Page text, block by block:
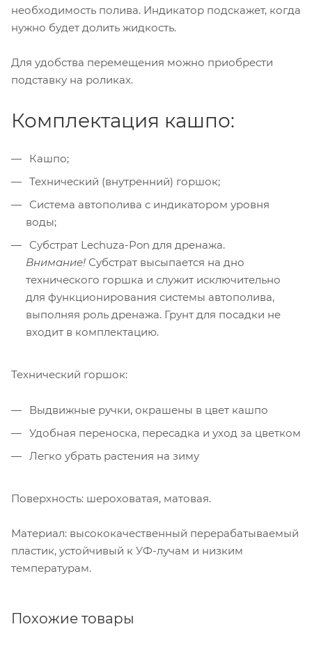
необходимость полива. Индикатор подскажет, когда
нужно будет долить жидкость.
Для удобства перемещения можно приобрести
подставку на роликах.
Комплектация кашпо:
Кашпо;
Технический (внутренний) горшок;
Система автополива с индикатором уровня
воды;
Субстрат Lechuza-Pon для дренажа.
Внимание! Субстрат высыпается на дно
технического горшка и служит исключительно
для функционирования системы автополива,
выполняя роль дренажа. Грунт для посадки не
входит в комплектацию.
Технический горшок:
Выдвижные ручки, окрашены в цвет кашпо
Удобная переноска, пересадка и уход за цветком
Легко убрать растения на зиму
Поверхность: шероховатая, матовая.
Материал: высококачественный перерабатываемый
пластик, устойчивый к УФ-лучам и низким
температурам.
Похожие товары